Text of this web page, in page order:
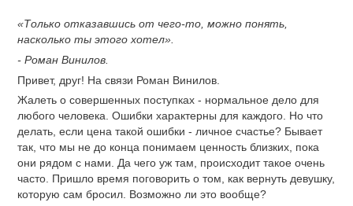
«Только отказавшись от чего-то, можно понять,
насколько ты этого хотел».
- Роман Винилов.
Привет, друг! На связи Роман Винилов.
Жалеть о совершенных поступках - нормальное дело для
любого человека. Ошибки характерны для каждого. Но что
делать, если цена такой ошибки - личное счастье? Бывает
так, что мы не до конца понимаем ценность близких, пока
они рядом с нами. Да чего уж там, происходит такое очень
часто. Пришло время поговорить о том, как вернуть девушку,
которую сам бросил. Возможно ли это вообще?